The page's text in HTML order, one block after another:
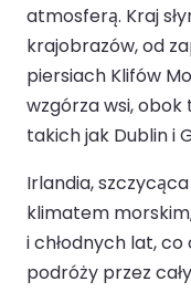
atmosferą. Kraj
krajobrazów, od
piersiach Klifów
wzgórza wsi,
takich jak Dublin i
Irlandia,
klimatem
i chłodnych lat,
podróży przez